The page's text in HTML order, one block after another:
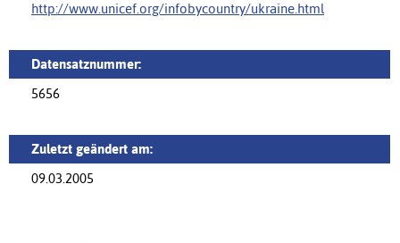
http://www.unicef.org/infobycountry/ukraine.html
Datensatznummer:
5656
Zuletzt geändert am:
09.03.2005